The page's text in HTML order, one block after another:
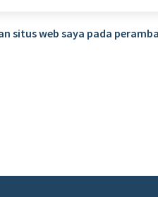
situs web saya pada